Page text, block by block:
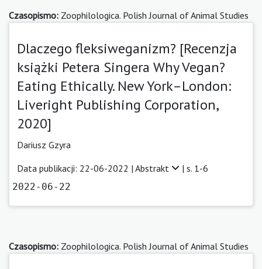
Czasopismo: Zoophilologica. Polish Journal of Animal Studies
Dlaczego fleksiweganizm? [Recenzja
książki Petera Singera Why Vegan?
Eating Ethically. New York–London:
Liveright Publishing Corporation,
2020]
Dariusz Gzyra
Data publikacji: 22-06-2022 | Abstrakt | s. 1-6
2022-06-22
Czasopismo: Zoophilologica. Polish Journal of Animal Studies